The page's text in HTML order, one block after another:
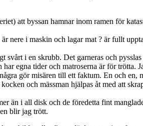
att byssan hamnar inom ramen för
i maskin och lagar mat ? är fullt
i en skrubb. Det garneras och pysslas
egna tider och matroserna är för trötta.
gör misären till ett faktum. En och
och mässman hjälpas åt med att
än i all disk och de föredetta fint
blir jag trött.